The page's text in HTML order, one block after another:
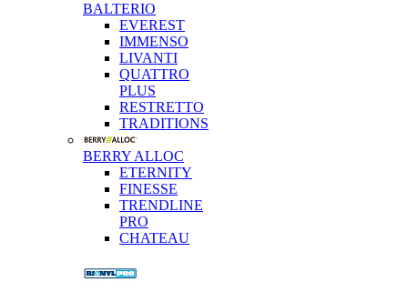
BALTERIO
EVEREST
IMMENSO
LIVANTI
QUATTRO
PLUS
RESTRETTO
TRADITIONS
BERRY ALLOC
ETERNITY
FINESSE
TRENDLINE
PRO
CHATEAU